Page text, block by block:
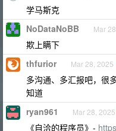
学马斯克
NoDataNoBB Mar
欺上瞒下
thfurior Mar 28, 2025
多沟通、多汇报吧，很
知道
ryan961 Mar 28, 2025
《自洽的程序员》-